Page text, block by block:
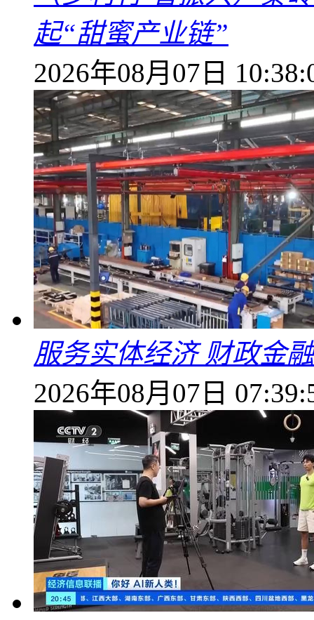
起“甜蜜产业链”
2026年08月07日
服务实体经济 财政金
2026年08月07日